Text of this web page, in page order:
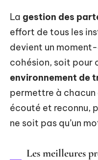
La gestion des
effort de tous les
devient un
cohésion, soit pour
environnement de
permettre à chacun
écouté et reconnu,
ne soit pas qu’un
Les meilleures